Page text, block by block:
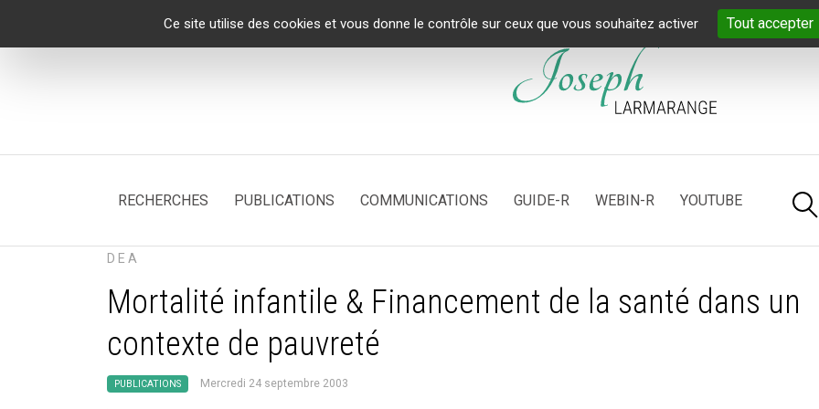
Ce site utilise des cookies et vous donne le contrôle sur ceux que vous souhaitez activer Tout accepter
RECHERCHES PUBLICATIONS COMMUNICATIONS GUIDE-R WEBIN-R YOUTUBE
DEA
Mortalité infantile & Financement de la santé dans un
contexte de pauvreté
PUBLICATIONS Mercredi 24 septembre 2003